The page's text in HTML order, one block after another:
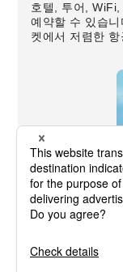
호텔, 투어,
예약할 수 있습
켓에서 저렴한